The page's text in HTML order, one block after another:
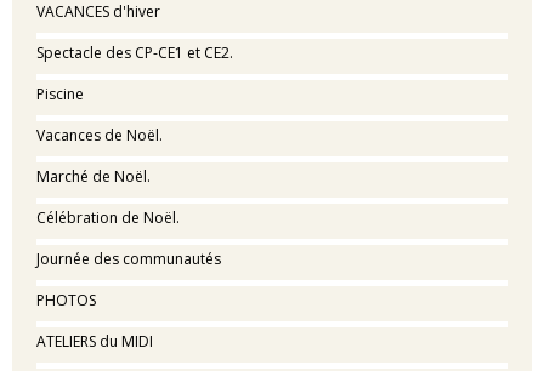
VACANCES d'hiver
Spectacle des CP-CE1 et CE2.
Piscine
Vacances de Noël.
Marché de Noël.
Célébration de Noël.
Journée des communautés
PHOTOS
ATELIERS du MIDI